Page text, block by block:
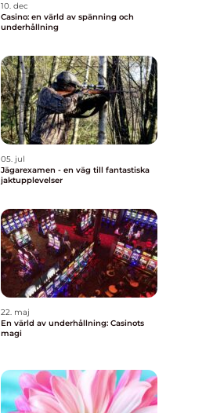
10. dec
Casino: en värld av spänning och
underhållning
05. jul
Jägarexamen - en väg till fantastiska
jaktupplevelser
22. maj
En värld av underhållning: Casinots
magi